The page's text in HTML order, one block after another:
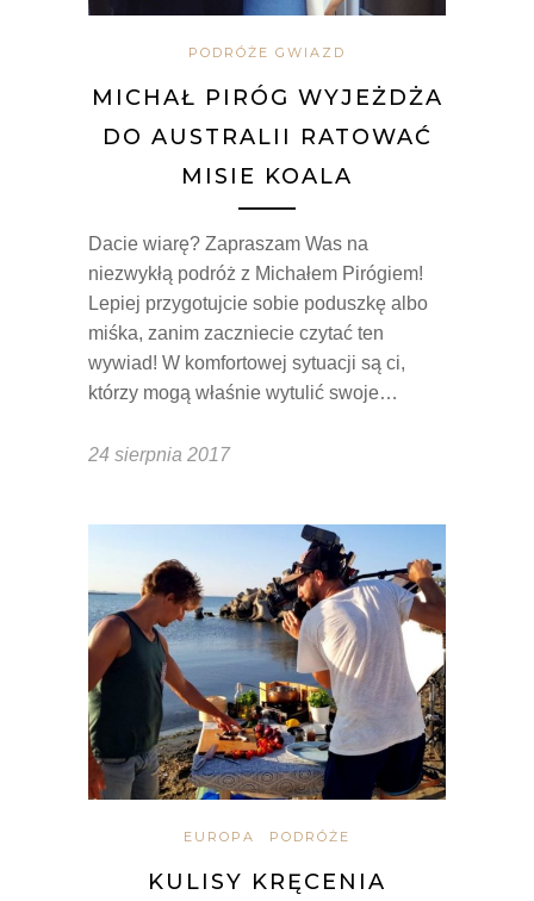
PODRÓŻE GWIAZD
MICHAŁ PIRÓG WYJEŻDŻA
DO AUSTRALII RATOWAĆ
MISIE KOALA
Dacie wiarę? Zapraszam Was na
niezwykłą podróż z Michałem Pirógiem!
Lepiej przygotujcie sobie poduszkę albo
miśka, zanim zaczniecie czytać ten
wywiad! W komfortowej sytuacji są ci,
którzy mogą właśnie wytulić swoje…
24 sierpnia 2017
EUROPA PODRÓŻE
KULISY KRĘCENIA